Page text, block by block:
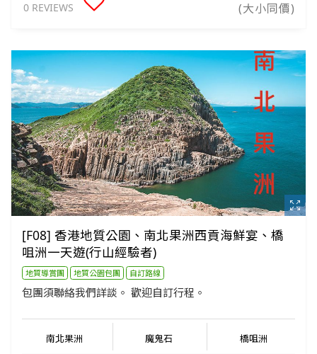
0 REVIEWS
(大小同價)
[F08] 香港地質公園、南北果洲西貢海鮮宴、橋
咀洲一天遊(行山經驗者)
地質導賞團 地質公園包團 自訂路線
包團須聯絡我們詳談。 歡迎自訂行程。
南北果洲 魔鬼石 橋咀洲